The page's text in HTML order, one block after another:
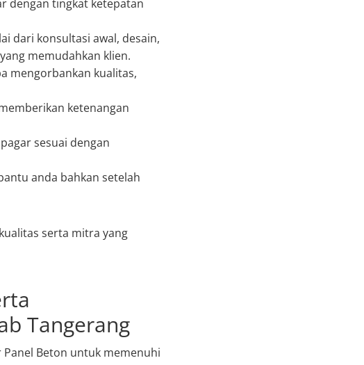
dengan tingkat ketepatan
dari konsultasi awal, desain,
memudahkan klien.
mengorbankan kualitas,
ketenangan
sesuai dengan
anda bahkan setelah
serta mitra yang
Tangerang
Beton untuk memenuhi